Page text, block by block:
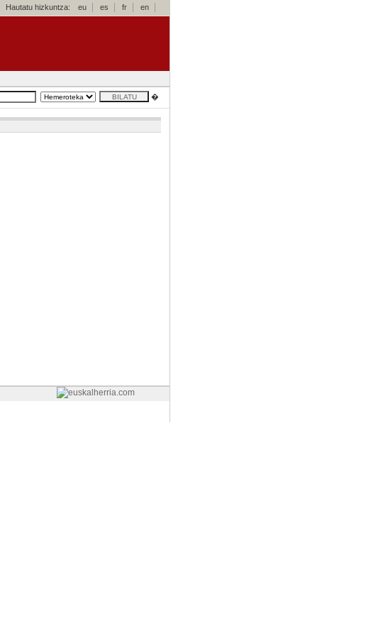
Hautatu hizkuntza: eu es fr en
�